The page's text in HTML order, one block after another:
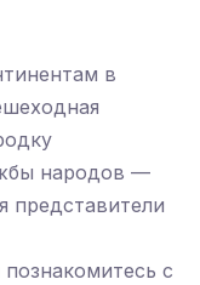
в
народов —
представители
с